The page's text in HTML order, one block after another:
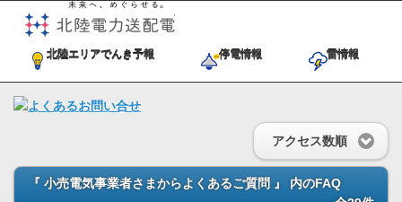
北陸エリアでんき予報 停電情報 雷情報
アクセス数順
『 小売電気事業者さまからよくあるご質問 』 内のFAQ